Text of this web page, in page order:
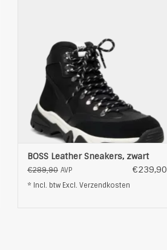
8 vetergaten
Interieur: leer en textiel
zool: rubber
bovenmateriaal: Leer en textiel
Low Cut
kleur: zwart
TOEVOEGEN AAN WINKELWAGEN
BOSS Leather Sneakers, zwart
€289,90 AVP €239,90
* Incl. btw Excl. Verzendkosten